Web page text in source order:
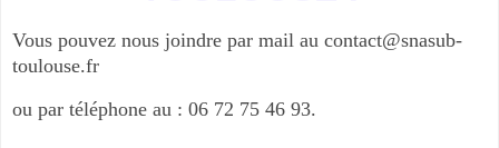
Vous pouvez nous joindre par mail au contact@snasub-
toulouse.fr
ou par téléphone au : 06 72 75 46 93.